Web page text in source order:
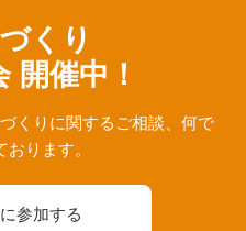
くり
開催中！
くりに関するご相談、 何で
ります。
参加する